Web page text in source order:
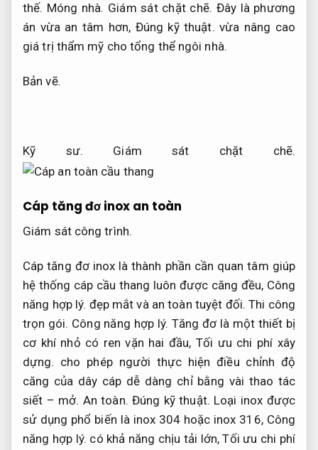
thế. Móng nhà. Giám sát chặt chẽ. Đây là phương
án vừa an tâm hơn, Đúng kỹ thuật. vừa nâng cao
giá trị thẩm mỹ cho tổng thể ngôi nhà.
Bản vẽ.
Kỹ sư. Giám sát chặt chẽ.
Cáp tăng đơ inox an toàn
Giám sát công trình.
Cáp tăng đơ inox là thành phần cần quan tâm giúp
hệ thống cáp cầu thang luôn được căng đều, Công
năng hợp lý. đẹp mắt và an toàn tuyệt đối.Thi công
trọn gói. Công năng hợp lý. Tăng đơ là một thiết bị
cơ khí nhỏ có ren vặn hai đầu, Tối ưu chi phí xây
dựng. cho phép người thực hiện điều chỉnh độ
căng của dây cáp dễ dàng chỉ bằng vài thao tác
siết – mở. An toàn. Đúng kỹ thuật. Loại inox được
sử dụng phổ biến là inox 304 hoặc inox 316, Công
năng hợp lý. có khả năng chịu tải lớn,Tối ưu chi phí